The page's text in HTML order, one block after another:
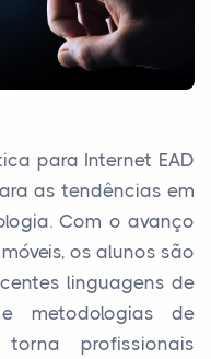
para Internet EAD
as tendências em
Com o avanço
os alunos são
linguagens de
e metodologias de
profissionais